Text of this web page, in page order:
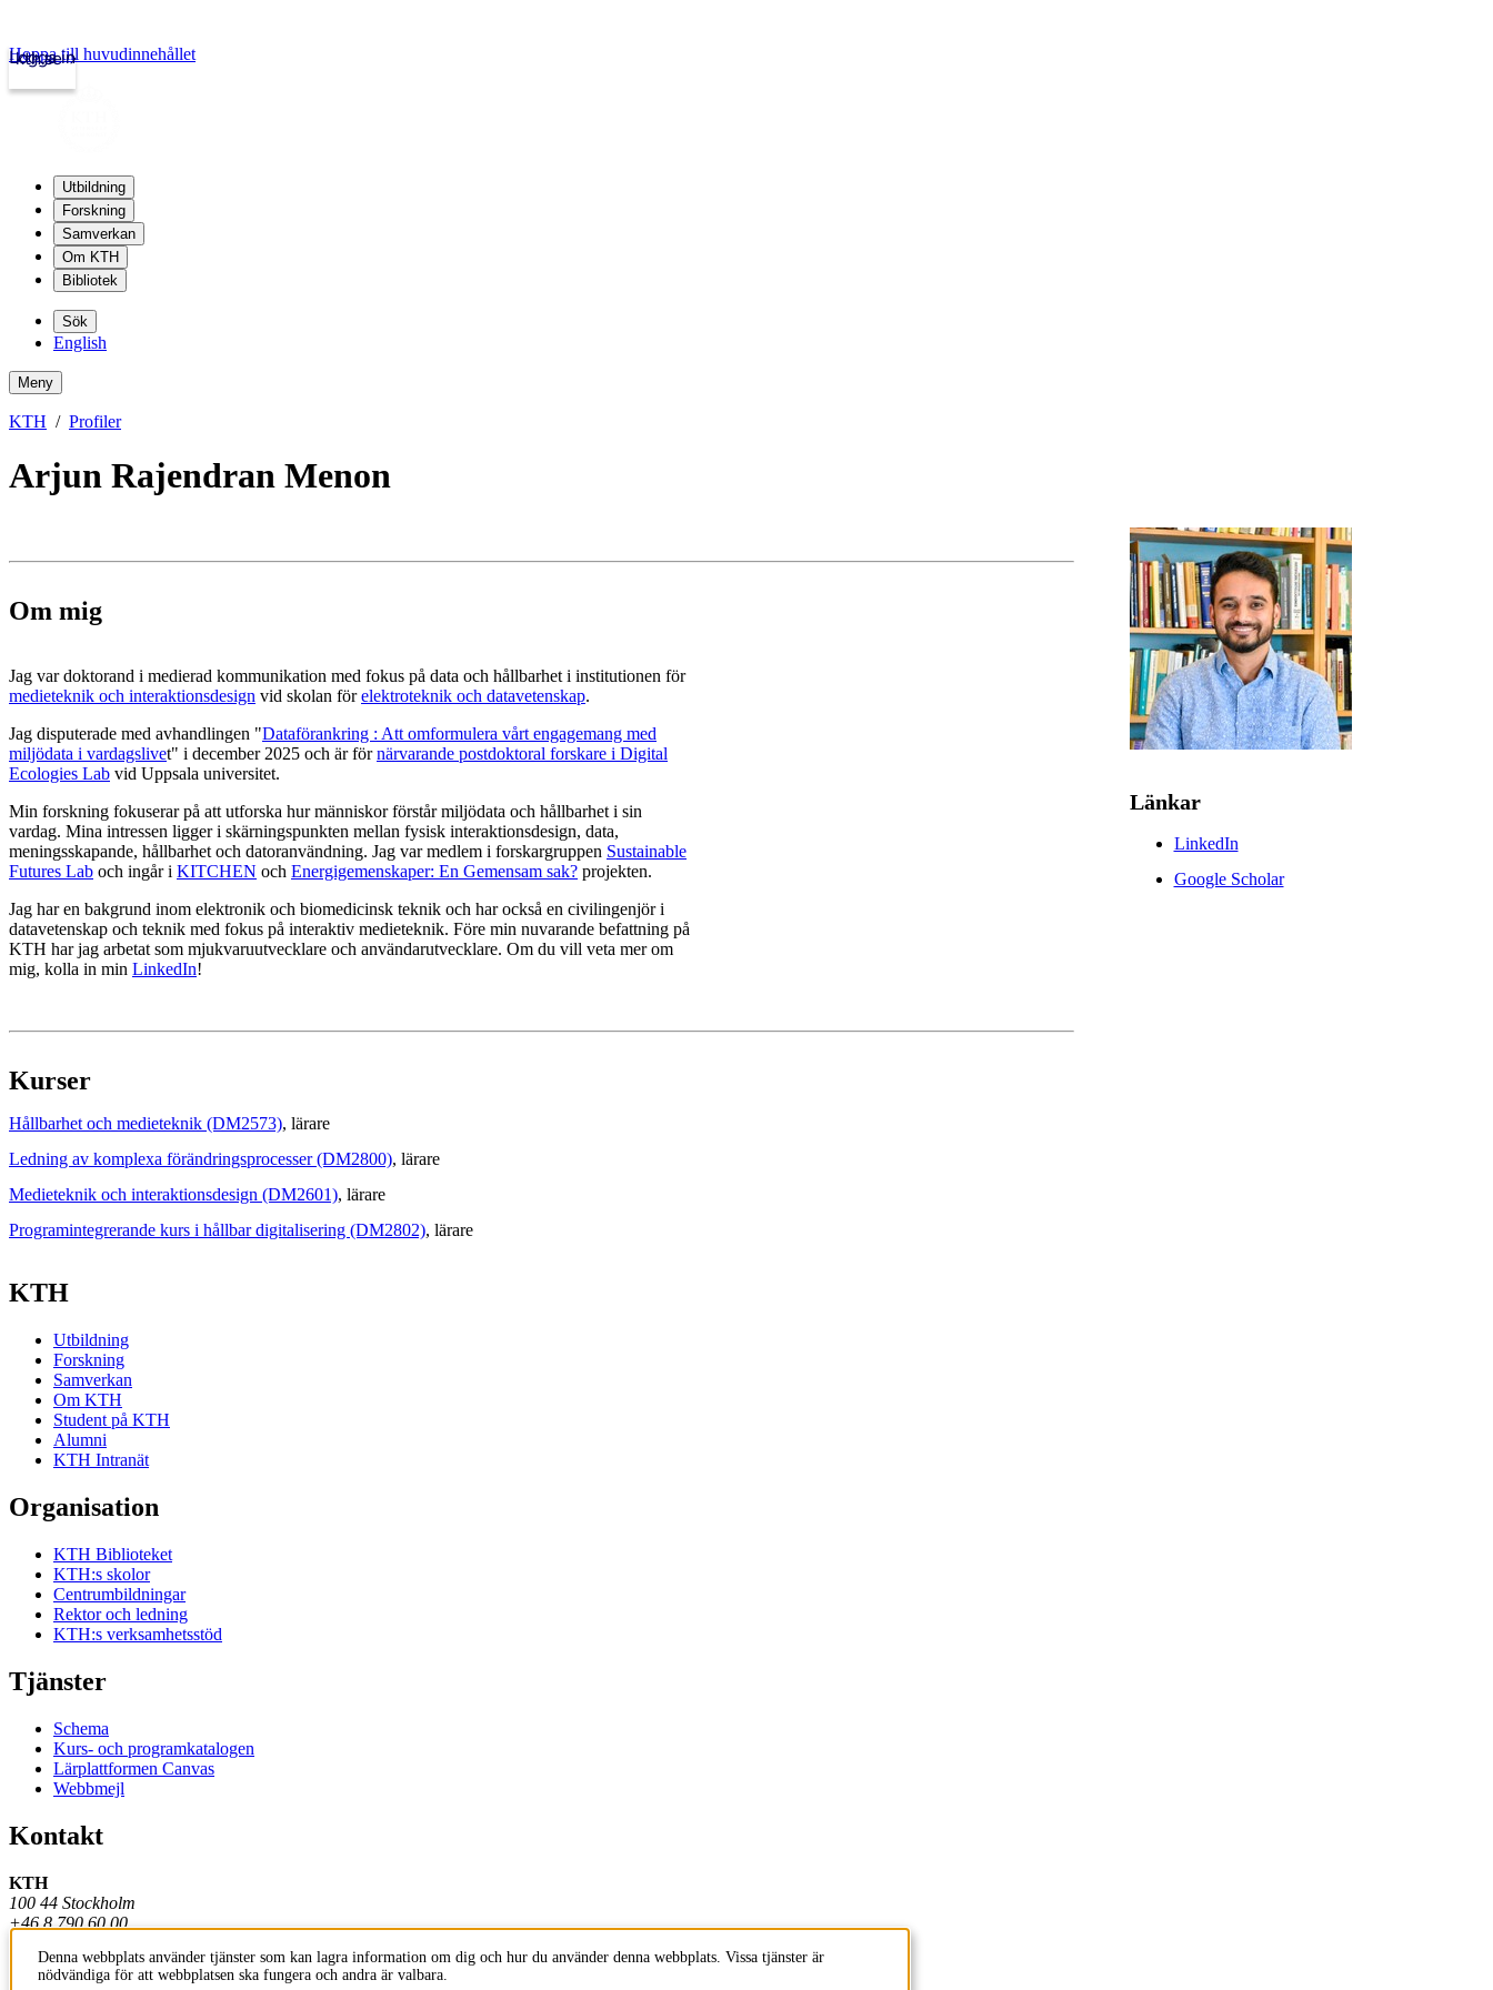
kth.se
Logga in
Hoppa till huvudinnehållet
Utbildning
Forskning
Samverkan
Om KTH
Bibliotek
Sök
English
Meny
KTH Profiler
Arjun Rajendran Menon
Om mig
Jag var doktorand i medierad kommunikation med fokus på data och hållbarhet i institutionen för
medieteknik och interaktionsdesign vid skolan förelektroteknik och datavetenskap.
Jag disputerade med avhandlingen "Dataförankring : Att omformulera vårt engagemang med
miljödata i vardagslivet" i december 2025 och är förnärvarande postdoktoral forskare i Digital
Ecologies Lab vid Uppsala universitet.
Min forskning fokuserar på att utforska hur människor förstår miljödata och hållbarhet i sin
vardag. Mina intressen ligger i skärningspunkten mellan fysisk interaktionsdesign, data,
meningsskapande, hållbarhet och datoranvändning. Jag var medlem i forskargruppen Sustainable
Futures Lab och ingår i KITCHEN och Energigemenskaper: En Gemensam sak? projekten.
Jag har en bakgrund inom elektronik och biomedicinsk teknik och har också en civilingenjör i
datavetenskap och teknik med fokus på interaktiv medieteknik. Före min nuvarande befattning på
KTH har jag arbetat som mjukvaruutvecklare och användarutvecklare. Om du vill veta mer om
mig, kolla in min LinkedIn!
Kurser
Hållbarhet och medieteknik (DM2573), lärare
Ledning av komplexa förändringsprocesser (DM2800), lärare
Medieteknik och interaktionsdesign (DM2601), lärare
Programintegrerande kurs i hållbar digitalisering (DM2802), lärare
Länkar
LinkedIn
Google Scholar
KTH
Utbildning
Forskning
Samverkan
Om KTH
Student på KTH
Alumni
KTH Intranät
Organisation
KTH Biblioteket
KTH:s skolor
Centrumbildningar
Rektor och ledning
KTH:s verksamhetsstöd
Tjänster
Schema
Kurs- och programkatalogen
Lärplattformen Canvas
Webbmejl
Kontakt
KTH
100 44 Stockholm
+46 8 790 60 00
Kontakta KTH
Jobba på KTH
Denna webbplats använder tjänster som kan lagra information om dig och hur du använder denna webbplats. Vissa tjänster är
nödvändiga för att webbplatsen ska fungera och andra är valbara.